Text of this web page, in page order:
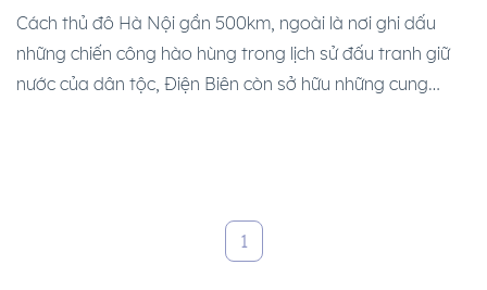
Cách thủ đô Hà Nội gần 500km, ngoài là nơi ghi dấu
những chiến công hào hùng trong lịch sử đấu tranh giữ
nước của dân tộc, Điện Biên còn sở hữu những cung
1